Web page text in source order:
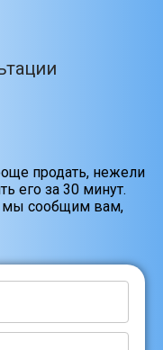
продать, нежели
его за 30 минут.
мы сообщим вам,